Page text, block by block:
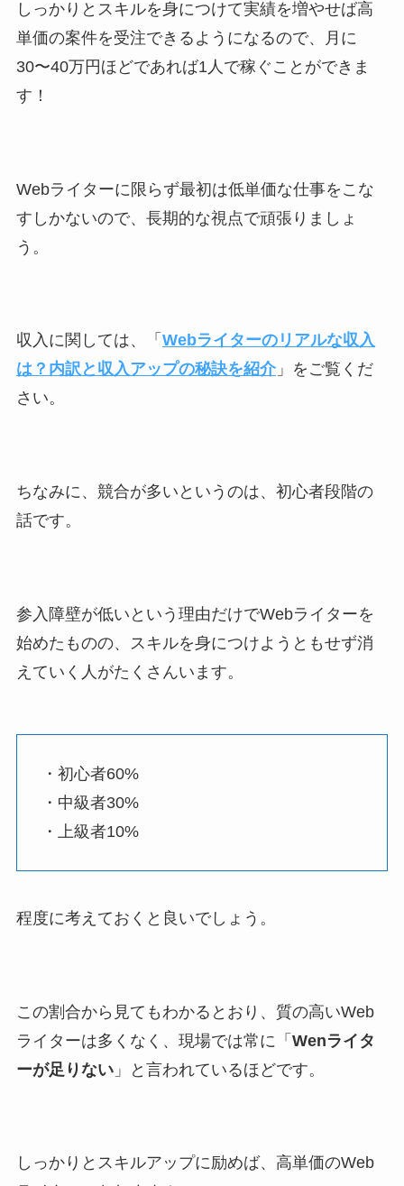
しっかりとスキルを身につけて実績を増やせば高
単価の案件を受注できるようになるので、月に
30〜40万円ほどであれば1人で稼ぐことができま
す！
Webライターに限らず最初は低単価な仕事をこな
すしかないので、長期的な視点で頑張りましょ
う。
収入に関しては、「 Webライターのリアルな収入
は？内訳と収入アップの秘訣を紹介」をご覧くだ
さい。
ちなみに、競合が多いというのは、初心者段階の
話です。
参入障壁が低いという理由だけでWebライターを
始めたものの、スキルを身につけようともせず消
えていく人がたくさんいます。
・初心者60%
・中級者30%
・上級者10%
程度に考えておくと良いでしょう。
この割合から見てもわかるとおり、質の高いWeb
ライターは多くなく、現場では常に「 Wenライタ
ーが足りない」と言われているほどです。
しっかりとスキルアップに励めば、高単価のWeb